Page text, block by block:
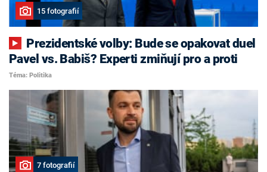
15 fotografií
Pavel vs. Babiš? Experti zmiňují pro a proti
Téma: Politika
7 fotografií